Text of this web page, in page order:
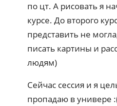
по цт. А рисовать я
курсе. До второго
представить не
писать картины и
людям)
Сейчас сессия и я
пропадаю в универе